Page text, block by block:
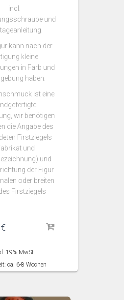
incl.
und
kann nach der
kleine
in Farb und
haben.
ist eine
wir benötigen
die Angabe des
Firstziegels
und
und
der Figur
oder breiten
Firstziegels
€
19% MwSt.
ca. 6-8 Wochen